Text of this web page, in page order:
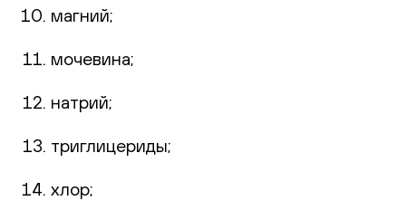
магний;
мочевина;
натрий;
триглицериды;
хлор;